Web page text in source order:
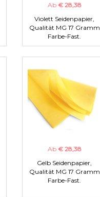
Ab € 28,38
Violett Seidenpapier,
Qualität MG 17 Gramm
Farbe-Fast.
Ab € 28,38
Gelb Seidenpapier,
Qualität MG 17 Gramm
Farbe-Fast.